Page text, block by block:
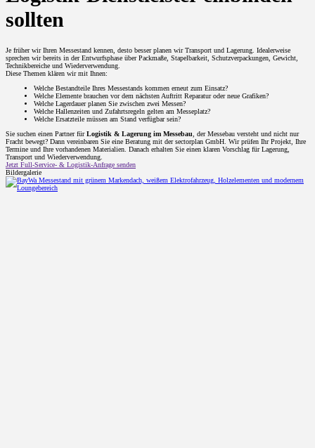
sollten
Je früher wir Ihren Messestand kennen, desto besser planen wir Transport und Lagerung. Idealerweise
sprechen wir bereits in der Entwurfsphase über Packmaße, Stapelbarkeit, Schutzverpackungen, Gewicht,
Technikbereiche und Wiederverwendung.
Diese Themen klären wir mit Ihnen:
Welche Bestandteile Ihres Messestands kommen erneut zum Einsatz?
Welche Elemente brauchen vor dem nächsten Auftritt Reparatur oder neue Grafiken?
Welche Lagerdauer planen Sie zwischen zwei Messen?
Welche Hallenzeiten und Zufahrtsregeln gelten am Messeplatz?
Welche Ersatzteile müssen am Stand verfügbar sein?
Sie suchen einen Partner fürLogistik & Lagerung im Messebau, der Messebau versteht und nicht nur
Fracht bewegt? Dann vereinbaren Sie eine Beratung mit der sectorplan GmbH. Wir prüfen Ihr Projekt, Ihre
Termine und Ihre vorhandenen Materialien. Danach erhalten Sie einen klaren Vorschlag für Lagerung,
Transport und Wiederverwendung.
Jetzt Full-Service- & Logistik-Anfrage senden
Bildergalerie